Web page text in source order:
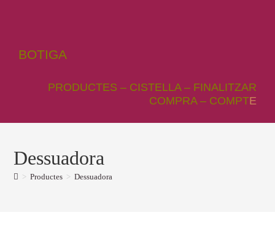
BOTIGA
PRODUCTES – CISTELLA– FINALITZAR
COMPRA– COMPTE
Dessuadora
> Productes > Dessuadora